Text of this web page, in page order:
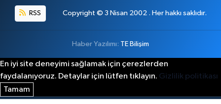
RSS Copyright © 3 Nisan 2002 . Her hakkı saklıdır.
Haber Yazılımı: TE Bilişim
En iyi site deneyimi sağlamak için çerezlerden
faydalanıyoruz. Detaylar için lütfen tıklayın. Gizlilik politikası
Tamam